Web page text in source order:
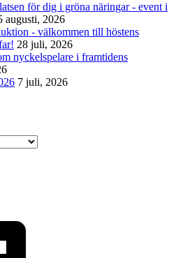
för dig i gröna näringar - event i
augusti, 2026
- välkommen till höstens
28 juli, 2026
nyckelspelare i framtidens
7 juli, 2026